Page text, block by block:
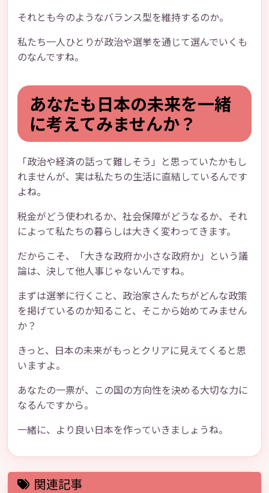
それとも今のようなバランス型を維持するのか。
私たち一人ひとりが政治や選挙を通じて選んでいくも
のなんですね。
あなたも日本の未来を一緒
に考えてみませんか？
「政治や経済の話って難しそう」と思っていたかもし
れませんが、実は私たちの生活に直結しているんです
よね。
税金がどう使われるか、社会保障がどうなるか、それ
によって私たちの暮らしは大きく変わってきます。
だからこそ、「大きな政府か小さな政府か」という議
論は、決して他人事じゃないんですね。
まずは選挙に行くこと、政治家さんたちがどんな政策
を掲げているのか知ること、そこから始めてみません
か？
きっと、日本の未来がもっとクリアに見えてくると思
いますよ。
あなたの一票が、この国の方向性を決める大切な力に
なるんですから。
一緒に、より良い日本を作っていきましょうね。
関連記事